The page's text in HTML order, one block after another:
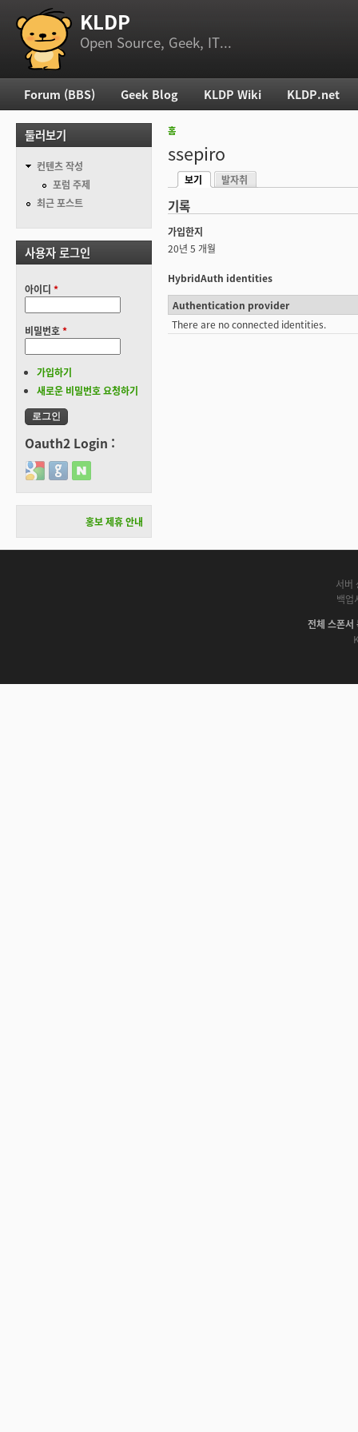
부 메뉴 KLDP
Open Source, Geek, IT...
현재 위치
홈
ssepiro
기본탭
보기
발자취
기록
가입한지
20년 5 개월
HybridAuth identities
Authentication provider
There are no connected identities.
주 메뉴
Forum (BBS) Geek Blog KLDP Wiki KLDP.net
둘러보기
컨텐츠 작성
포럼 주제
최근 포스트
사용자 로그인
아이디 *
비밀번호*
가입하기
새로운 비밀번호 요청하기
Oauth2 Login :
Login with Google
Login with GitHub
Login with Naver
홍보 제휴 안내
서버
백업
전체 스폰서